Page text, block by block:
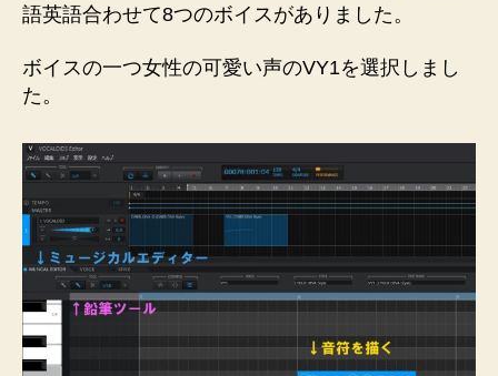
語英語合わせて8つのボイスがありました。
ボイスの一つ女性の可愛い声のVY1を選択しまし
た。